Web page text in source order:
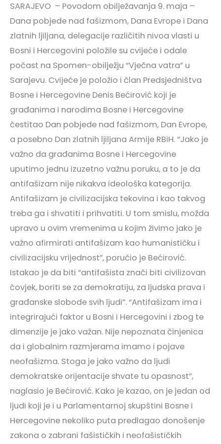
SARAJEVO – Povodom obilježavanja 9. maja –
Dana pobjede nad fašizmom, Dana Evrope i Dana
zlatnih ljiljana, delegacije različitih nivoa vlasti u
Bosni i Hercegovini položile su cvijeće i odale
počast na Spomen-obilježju “Vječna vatra” u
Sarajevu. Cvijeće je položio i član Predsjedništva
Bosne i Hercegovine Denis Bećirović koji je
građanima i narodima Bosne i Hercegovine
čestitao Dan pobjede nad fašizmom, Dan Evrope,
a posebno Dan zlatnih ljiljana Armije RBiH. “Jako je
važno da građanima Bosne i Hercegovine
uputimo jednu izuzetno važnu poruku, a to je da
antifašizam nije nikakva ideološka kategorija.
Antifašizam je civilizacijska tekovina i kao takvog
treba ga i shvatiti i prihvatiti. U tom smislu, možda
upravo u ovim vremenima u kojim živimo jako je
važno afirmirati antifašizam kao humanističku i
civilizacijsku vrijednost”, poručio je Bećirović.
Istakao je da biti “antifašista znači biti civilizovan
čovjek, boriti se za demokratiju, za ljudska prava i
građanske slobode svih ljudi”. “Antifašizam ima i
integrirajući faktor u Bosni i Hercegovini i zbog te
dimenzije je jako važan. Nije nepoznata činjenica
da i globalnim razmjerama imamo i pojave
neofašizma. Stoga je jako važno da ljudi
demokratske orijentacije shvate tu opasnost”,
naglasio je Bećirović. Kako je kazao, on je jedan od
ljudi koji je i u Parlamentarnoj skupštini Bosne i
Hercegovine nekoliko puta predlagao donošenje
zakona o zabrani fašističkih i neofašističkih